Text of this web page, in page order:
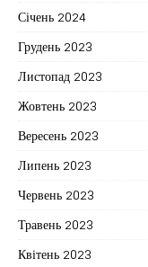
Січень 2024
Грудень 2023
Листопад 2023
Жовтень 2023
Вересень 2023
Липень 2023
Червень 2023
Травень 2023
Квітень 2023